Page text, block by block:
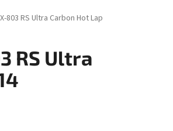
803 RS Ultra Carbon Hot Lap
RS Ultra